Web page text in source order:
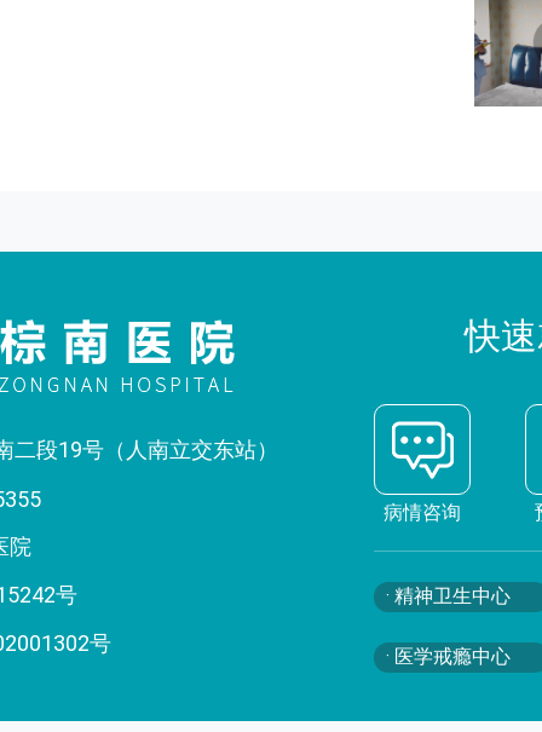
二段19号（人南立交东站）
院
号
号
快
病情咨询
· 精神卫生中心
· 医学戒瘾中心